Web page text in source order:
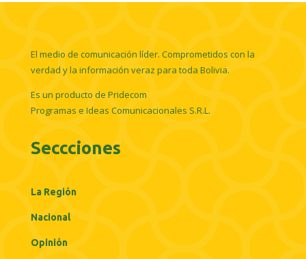
El medio de comunicación líder. Comprometidos con la
verdad y la información veraz para toda Bolivia.
Es un producto de Pridecom
Programas e Ideas Comunicacionales S.R.L.
Seccciones
La Región
Nacional
Opinión